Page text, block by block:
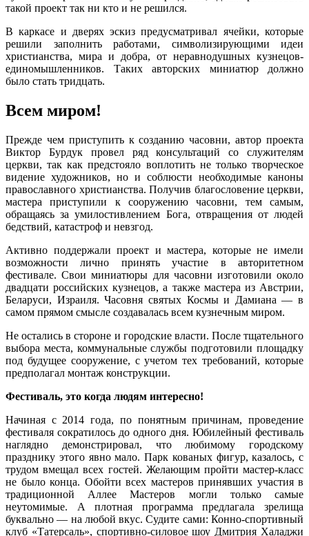
такой проект так ни кто и не решился.
В каркасе и дверях эскиз предусматривал ячейки, которые
решили заполнить работами, символизирующими идеи
христианства, мира и добра, от неравнодушных кузнецов-
единомышленников. Таких авторских миниатюр должно
было стать тридцать.
Всем миром!
Прежде чем приступить к созданию часовни, автор проекта
Виктор Бурдук провел ряд консультаций со служителям
церкви, так как предстояло воплотить не только творческое
видение художников, но и соблюсти необходимые каноны
православного христианства. Получив благословение церкви,
мастера приступили к сооружению часовни, тем самым,
обращаясь за умилостивлением Бога, отвращения от людей
бедствий, катастроф и невзгод.
Активно поддержали проект и мастера, которые не имели
возможности лично принять участие в авторитетном
фестивале. Свои миниатюры для часовни изготовили около
двадцати российских кузнецов, а также мастера из Австрии,
Беларуси, Израиля. Часовня святых Космы и Дамиана — в
самом прямом смысле создавалась всем кузнечным миром.
Не остались в стороне и городские власти. После тщательного
выбора места, коммунальные службы подготовили площадку
под будущее сооружение, с учетом тех требований, которые
предполагал монтаж конструкции.
Фестиваль, это когда людям интересно!
Начиная с 2014 года, по понятным причинам, проведение
фестиваля сократилось до одного дня. Юбилейный фестиваль
наглядно демонстрировал, что любимому городскому
празднику этого явно мало. Парк кованых фигур, казалось, с
трудом вмещал всех гостей. Желающим пройти мастер-класс
не было конца. Обойти всех мастеров принявших участия в
традиционной Аллее Мастеров могли только самые
неутомимые. А плотная программа предлагала зрелища
буквально — на любой вкус. Судите сами: Конно-спортивный
клуб «Татерсаль», спортивно-силовое шоу Дмитрия Халаджи